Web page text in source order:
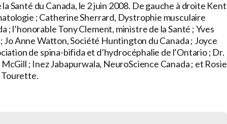
Santé du Canada, le 2 juin 2008. De gauche à droite Kent
; Catherine Sherrard, Dystrophie musculaire
; l’honorable Tony Clement, ministre de la Santé ; Yves
Jo Anne Watton, Société Huntington du Canada ; Joyce
de spina-bifida et d’hydrocéphalie de l’Ontario ; Dr.
; Inez Jabapurwala, NeuroScience Canada ; et Rosie
Tourette.